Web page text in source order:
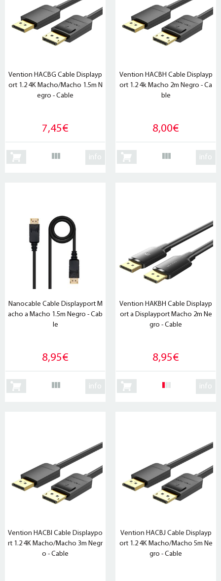
Vention HACBG Cable Displayp
ort 1.2 4K Macho/Macho 1.5m N
egro - Cable
7,45€
info
Vention HACBH Cable Displayp
ort 1.2 4k Macho 2m Negro - Ca
ble
8,00€
info
Nanocable Cable Displayport M
acho a Macho 1.5m Negro - Cab
le
8,95€
info
Vention HAKBH Cable Displayp
ort a Displayport Macho 2m Ne
gro - Cable
8,95€
info
Vention HACBI Cable Displaypo
rt 1.2 4K Macho/Macho 3m Negr
o - Cable
Vention HACBJ Cable Displayp
ort 1.2 4K Macho/Macho 5m Ne
gro - Cable